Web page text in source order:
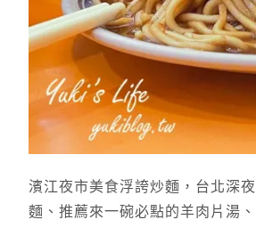
濱江夜市美食浮誇炒麵，台北深
麵、推薦來一碗必點的羊肉片湯